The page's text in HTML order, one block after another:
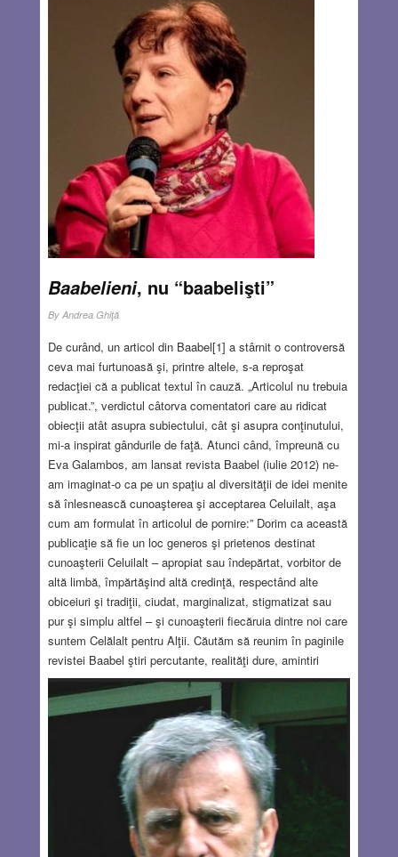
companiei mele — precum și un aparat de citire a
microfișelor. Un cititor de microfișe pentru agricultură?
Legătura poate părea ciudată. După cum mi-a explicat
cineva, singurul motiv pentru includerea acestuia era
faptul că o țară vecină avea deja unul. Acest proiect a dus
la singura mea întâlnire directă cu personal ONU: un
britanic cu o ușoară aură aristocratică și un tânăr inginer
pakistanez. Întâlnirea în sine a fost plictisitoare, dar
inginerul mi s-a părut un om interesant. Era musulman,
deschis să discute despre orice subiect, și tocmai
încheiase pelerinajul la Mecca.
Read more…
NOV 27, 2025 5 COMMENTS
Baabelieni, nu “baabelişti”
By Andrea Ghiţă
De curând, un articol din Baabel[1] a stârnit o controversă
ceva mai furtunoasă şi, printre altele, s-a reproşat
redacţiei că a publicat textul în cauză. „Articolul nu trebuia
publicat.”, verdictul câtorva comentatori care au ridicat
obiecţii atât asupra subiectului, cât şi asupra conţinutului,
mi-a inspirat gândurile de faţă. Atunci când, împreună cu
Eva Galambos, am lansat revista Baabel (iulie 2012) ne-
am imaginat-o ca pe un spaţiu al diversităţii de idei menite
să înlesnească cunoaşterea şi acceptarea Celuilalt, aşa
cum am formulat în articolul de pornire:” Dorim ca această
publicaţie să fie un loc generos şi prietenos destinat
cunoaşterii Celuilalt – apropiat sau îndepărtat, vorbitor de
altă limbă, împărtăşind altă credinţă, respectând alte
obiceiuri şi tradiţii, ciudat, marginalizat, stigmatizat sau
pur şi simplu altfel – şi cunoaşterii fiecăruia dintre noi care
suntem Celălalt pentru Alţii. Căutăm să reunim în paginile
revistei Baabel ştiri percutante, realităţi dure, amintiri
impresionante, întâmplări inedite, poveşti duioase, imagini
îndrăzneţe, savori îmbietoare menite să reflecte cât mai
cuprinzător această lume a Oamenilor care, în noianul de
informaţie care ne împresoară, ni se arată tot mai mult ca
un iureş agresiv …” Au trecut anii şi – datorită
componenţei majoritare a autorilor (peste o sută de
semnatari în 13 ani), dar şi ponderii subiectelor abordate –
revista a fost percepută drept una “evreiască”, devenind şi
o sursă de referinţe în acest sens. Precizez că Baabel nu